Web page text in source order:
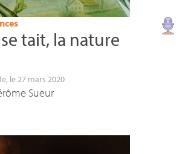
tait, la nature
, le 27 mars 2020
Sueur